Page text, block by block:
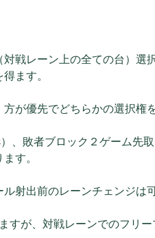
戦レーン上の全ての台）選
ます。
が優先でどちらかの選択権
、敗者ブロック２ゲーム先
す。
射出前のレーンチェンジは可
すが、対戦レーンでのフリ